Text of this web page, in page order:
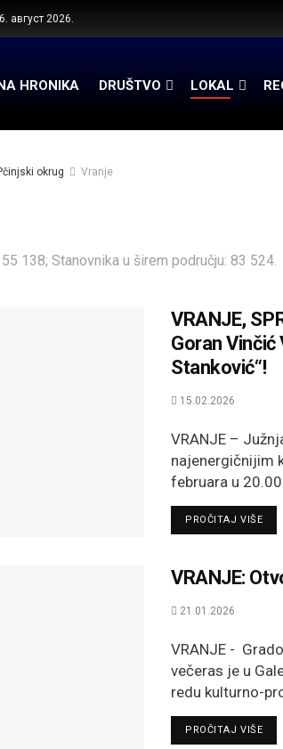
август 2026.
HRONIKA DRUŠTVO LOKAL
okrug Vranje
138; Stanovnika u širem području: 83 524.
VRANJE,
Goran Vinčić
Stanković“!
15.02.2026
VRANJE –
najenergičnijim
februara u
PROČITAJ VIŠE
VRANJE:
21.01.2026
VRANJE -
večeras je u
redu kulturno-
PROČITAJ VIŠE